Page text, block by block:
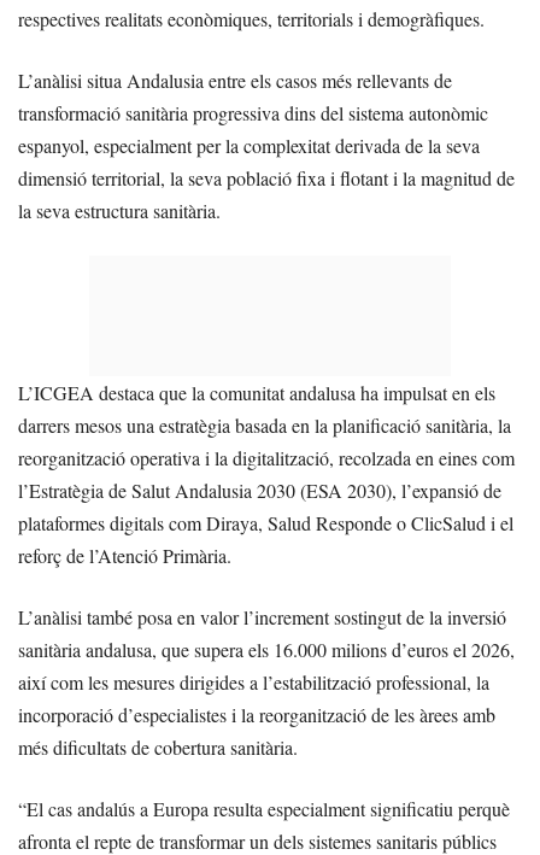
respectives realitats econòmiques, territorials i demogràfiques.
L’anàlisi situa Andalusia entre els casos més rellevants de
transformació sanitària progressiva dins del sistema autonòmic
espanyol, especialment per la complexitat derivada de la seva
dimensió territorial, la seva població fixa i flotant i la magnitud de
la seva estructura sanitària.
L’ICGEA destaca que la comunitat andalusa ha impulsat en els
darrers mesos una estratègia basada en la planificació sanitària, la
reorganització operativa i la digitalització, recolzada en eines com
l’Estratègia de Salut Andalusia 2030 (ESA 2030), l’expansió de
plataformes digitals com Diraya, Salud Responde o ClicSalud i el
reforç de l’Atenció Primària.
L’anàlisi també posa en valor l’increment sostingut de la inversió
sanitària andalusa, que supera els 16.000 milions d’euros el 2026,
així com les mesures dirigides a l’estabilització professional, la
incorporació d’especialistes i la reorganització de les àrees amb
més dificultats de cobertura sanitària.
“El cas andalús a Europa resulta especialment significatiu perquè
afronta el repte de transformar un dels sistemes sanitaris públics